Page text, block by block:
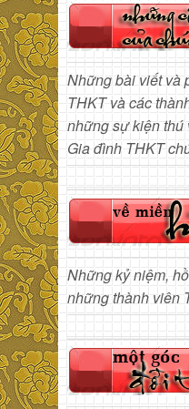
Những bài viết và
THKT và các
những sự kiện thú
Gia đình THKT
Những kỷ niệm,
những thành viên